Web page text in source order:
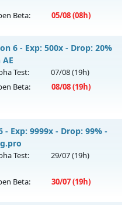
Beta: 05/08(08h)
https://muhoalong.pro
chủ
vào 08h ngày
6 - Exp: 500x - Drop: 20%
Test: 07/08(19h)
Beta: 08/08(19h)
Nạp - Vào Vụt Luôn AE
chủ
- Exp: 9999x - Drop: 99% -
Test: 29/07(19h)
Beta: 30/07(19h)